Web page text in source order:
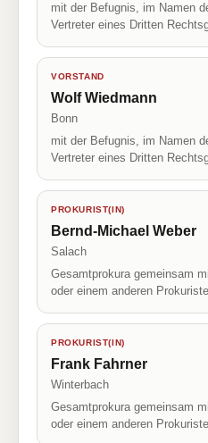
mit der Befugnis, im Namen
Vertreter eines Dritten
VORSTAND
Wolf Wiedmann
Bonn
mit der Befugnis, im Namen
Vertreter eines Dritten
PROKURIST(IN)
Bernd-Michael Weber
Salach
Gesamtprokura gemeinsam
oder einem anderen
PROKURIST(IN)
Frank Fahrner
Winterbach
Gesamtprokura gemeinsam
oder einem anderen